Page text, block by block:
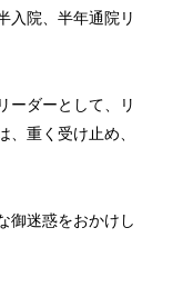
入院、半年通院リ
ーダーとして、リ
、重く受け止め、
御迷惑をおかけし